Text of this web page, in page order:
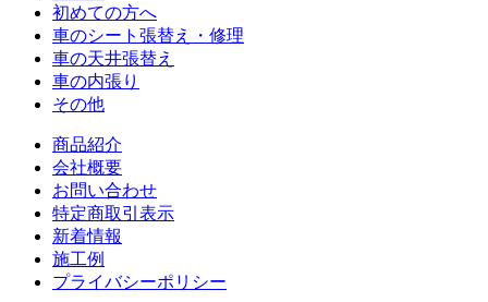
初めての方へ
車のシート張替え・修理
車の天井張替え
車の内張り
その他
商品紹介
会社概要
お問い合わせ
特定商取引表示
新着情報
施工例
プライバシーポリシー